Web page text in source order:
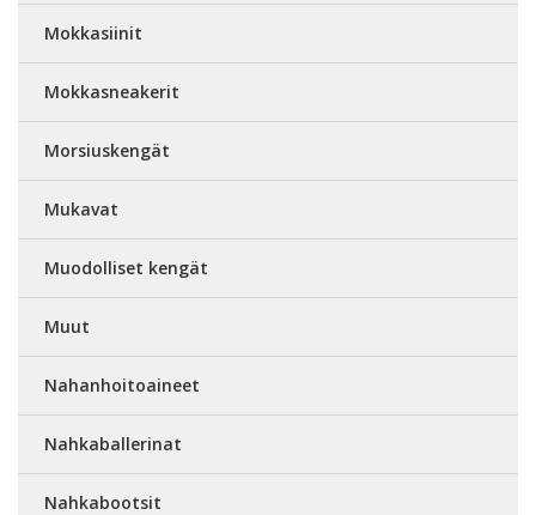
Mokkasiinit
Mokkasneakerit
Morsiuskengät
Mukavat
Muodolliset kengät
Muut
Nahanhoitoaineet
Nahkaballerinat
Nahkabootsit